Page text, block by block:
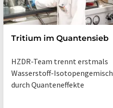
Tritium im Quantensieb
HZDR-Team trennt erstmals
Wasserstoff-Isotopengemisch
durch Quanteneffekte